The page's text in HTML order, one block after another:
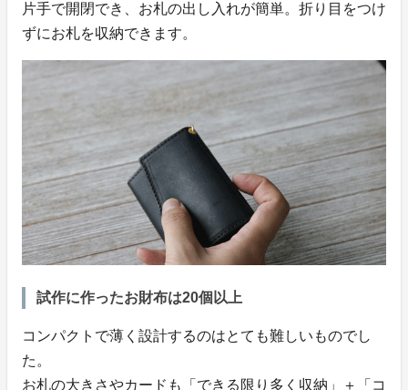
片手で開閉でき、お札の出し入れが簡単。折り目をつけ
ずにお札を収納できます。
試作に作ったお財布は20個以上
コンパクトで薄く設計するのはとても難しいものでし
た。
お札の大きさやカードも「できる限り多く収納」＋「コ